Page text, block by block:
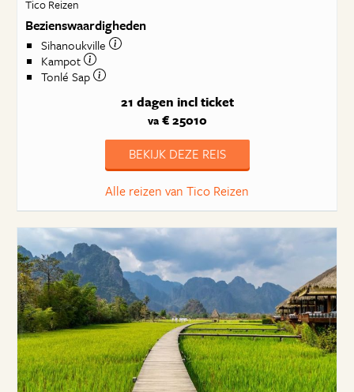
Tico Reizen
Bezienswaardigheden
Sihanoukville
Kampot
Tonlé Sap
21 dagen incl ticket
va€ 25010
BEKIJK DEZE REIS
Alle reizen van Tico Reizen